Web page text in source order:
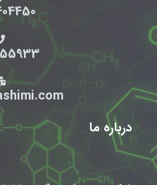
021
0912
درباره ما